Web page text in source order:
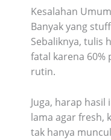
Kesalahan
Banyak yang
Sebaliknya, tulis
fatal karena 60%
rutin.
Juga, harap
lama agar fresh,
tak hanya